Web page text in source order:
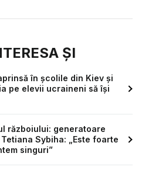
ȘI
în școlile din Kiev și
pe elevii ucraineni să își
războiului: generatoare
Sybiha: „Este foarte
singuri”